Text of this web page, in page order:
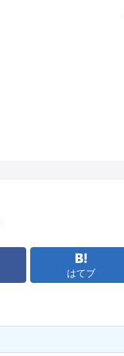
はてブ